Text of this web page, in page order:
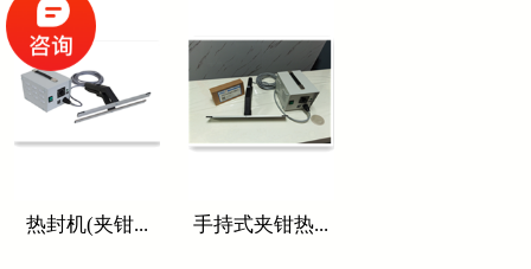
热封机(夹钳... 手持式夹钳热...